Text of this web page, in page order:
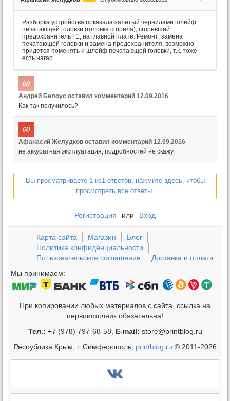
Разборка устройства показала залитый чернилами шлейф
печатающей головки (головка сгорела), сгоревший
предохранитель F1, на главной плате. Ремонт: замена
печатающей головки и замена предохранителя, возможно
придется поменять и шлейф печатающей головки, т.к. тоже
есть нагар.
Андрей Белоус оставил комментарий 12.09.2016
Как так получилось?
Афанасий Желудков оставил комментарий 12.09.2016
не аккуратная эксплуатация, подробностей не скажу.
Вы просматриваете 1 из1 ответов, нажмите здесь, чтобы
просмотреть все ответы.
Регистрация или Вход
Карта сайта Магазин
Блог
Политика конфиденциальности
Пользовательское соглашение
Доставка и оплата
Мы принимаем:
При копировании любых материалов с сайта, ссылка на
первоисточник обязательна!
Тел.: +7 (978) 797-68-58, E-mail: store@printblog.ru
Республика Крым, г. Симферополь, printblog.ru © 2011-2026